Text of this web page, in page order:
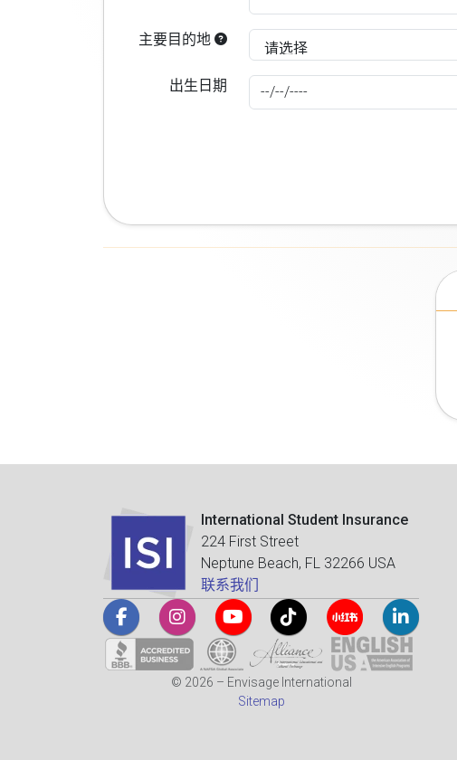
主要目的地
出生日期
International Student Insurance
224 First Street
Neptune Beach, FL 32266 USA
联系我们
© 2026 – Envisage International
Sitemap